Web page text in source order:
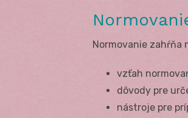
Normovanie zahŕňa
vzťah
dôvody pre
nástroje pre